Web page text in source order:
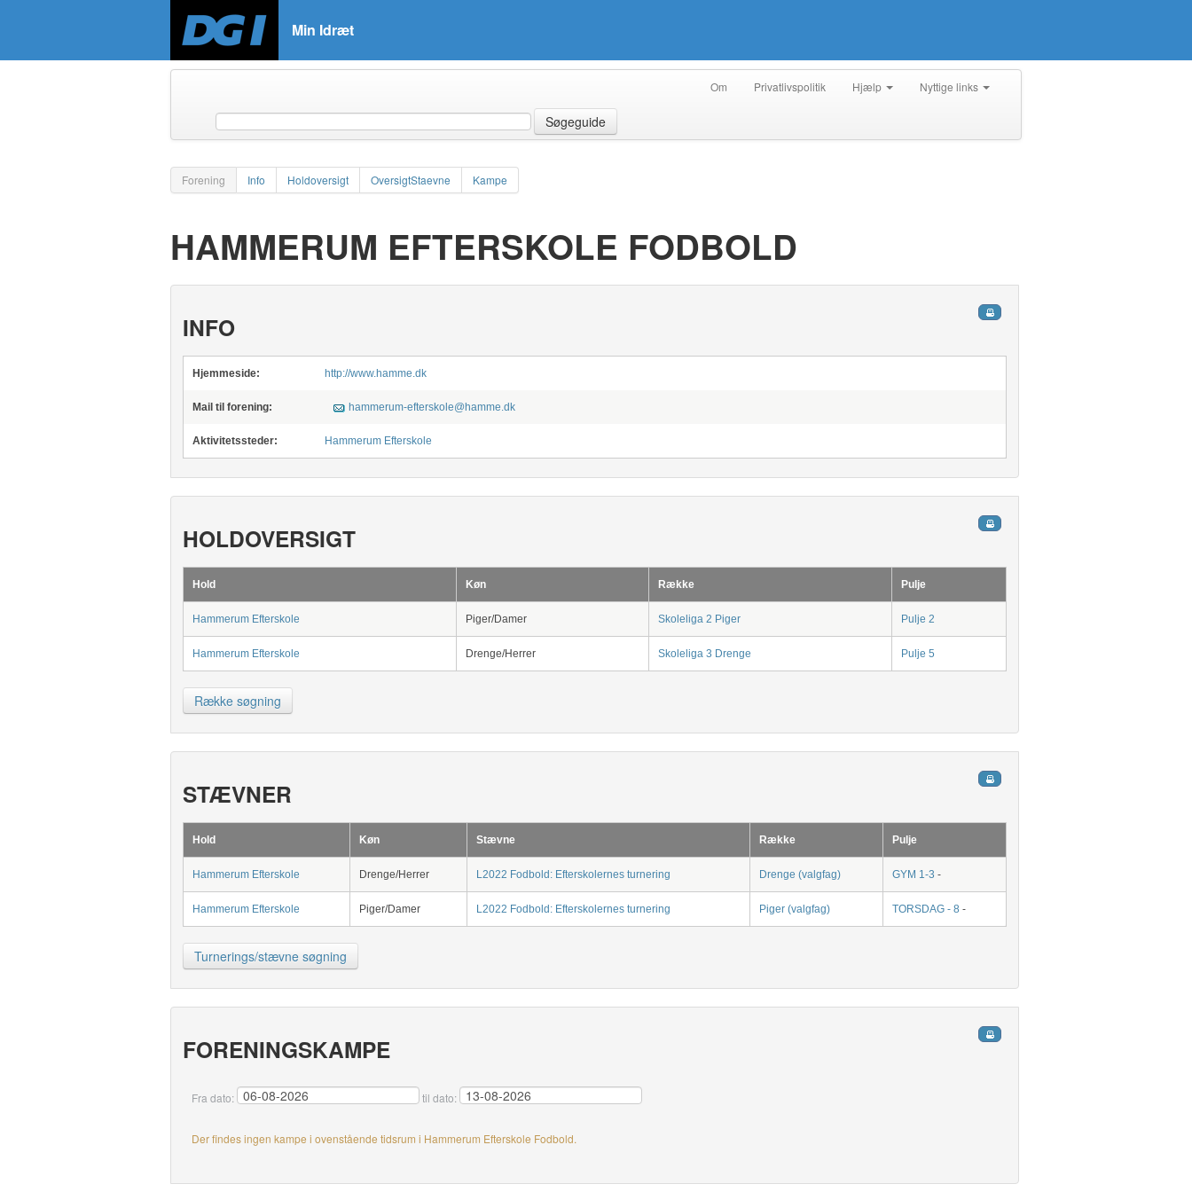
Min Idræt
Om Privatlivspolitik Hjælp Nyttige links
Søgeguide
Forening Info Holdoversigt OversigtStaevne Kampe
HAMMERUM EFTERSKOLE FODBOLD
INFO
Hjemmeside: http://www.hamme.dk
Mail til forening: hammerum-efterskole@hamme.dk
Aktivitetssteder: Hammerum Efterskole
HOLDOVERSIGT
Hold Køn Række Pulje
Hammerum Efterskole Piger/Damer Skoleliga 2 Piger Pulje 2
Hammerum Efterskole Drenge/Herrer Skoleliga 3 Drenge Pulje 5
Række søgning
STÆVNER
Hold Køn Stævne Række Pulje
Hammerum Efterskole Drenge/Herrer L2022 Fodbold: Efterskolernes turnering Drenge (valgfag) GYM 1-3 -
Hammerum Efterskole Piger/Damer L2022 Fodbold: Efterskolernes turnering Piger (valgfag) TORSDAG - 8 -
Turnerings/stævne søgning
FORENINGSKAMPE
Fra dato: til dato:
Der findes ingen kampe i ovenstående tidsrum i Hammerum Efterskole Fodbold.